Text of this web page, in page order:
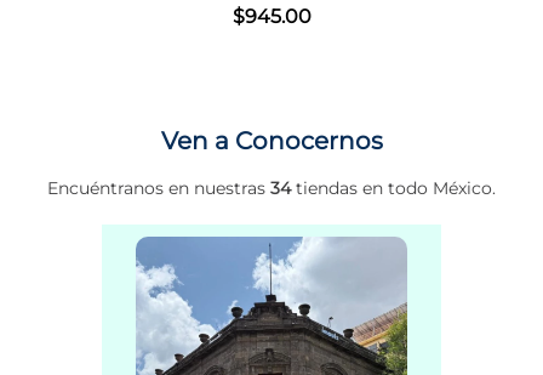
$945.00
Ven a Conocernos
Encuéntranos en nuestras 34tiendas en todo México.